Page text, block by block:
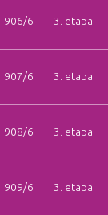
906/6 3. etapa
907/6 3. etapa
908/6 3. etapa
909/6 3. etapa